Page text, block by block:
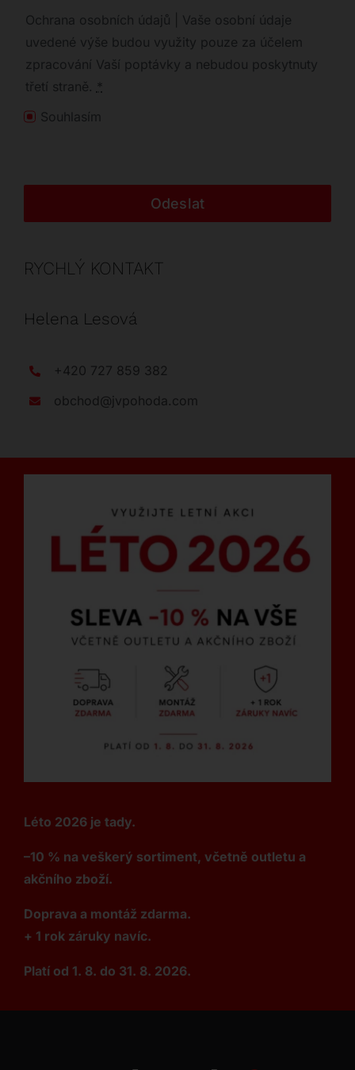
Ochrana osobních údajů | Vaše osobní údaje
uvedené výše budou využity pouze za účelem
zpracování Vaší poptávky a nebudou poskytnuty
třetí straně. *
Souhlasím
Odeslat
RYCHLÝ KONTAKT
Helena Lesová
+420 727 859 382
obchod@jvpohoda.com
Léto 2026 je tady.
–10 % na veškerý sortiment, včetně outletu a
akčního zboží.
Doprava a montáž zdarma.
+ 1 rok záruky navíc.
Platí od 1. 8. do 31. 8. 2026.